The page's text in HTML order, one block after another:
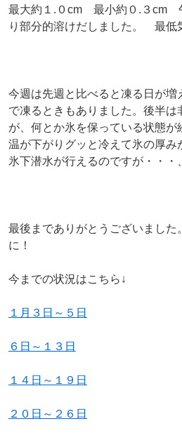
最大約１.０cm 最小約０.３cm
り部分的溶けだしました。 最低
今週は先週と比べると凍る日が増
で凍るときもありました。後半は
が、何とか氷を保っている状態
温が下がりグッと冷えて氷の厚み
氷下潜水が行えるのですが・・・
最後までありがとうございました
に！
今までの状況はこちら↓
１月３日～５日
６日～１３日
１４日～１９日
２０日～２６日